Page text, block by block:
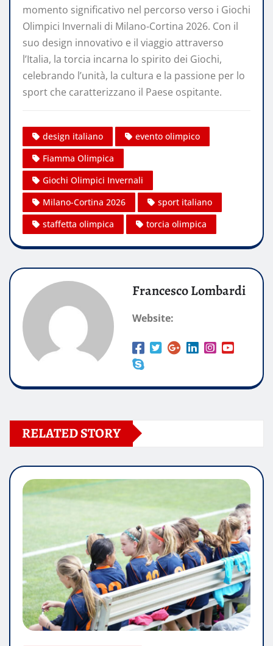
momento significativo nel percorso verso i Giochi
Olimpici Invernali di Milano-Cortina 2026. Con il
suo design innovativo e il viaggio attraverso
l’Italia, la torcia incarna lo spirito dei Giochi,
celebrando l’unità, la cultura e la passione per lo
sport che caratterizzano il Paese ospitante.
design italiano
evento olimpico
Fiamma Olimpica
Giochi Olimpici Invernali
Milano-Cortina 2026
sport italiano
staffetta olimpica
torcia olimpica
Francesco Lombardi
Website:
RELATED STORY